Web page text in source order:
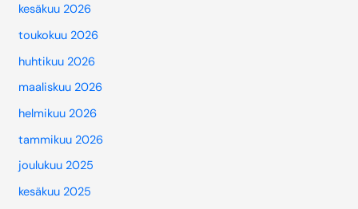
kesäkuu 2026
toukokuu 2026
huhtikuu 2026
maaliskuu 2026
helmikuu 2026
tammikuu 2026
joulukuu 2025
kesäkuu 2025